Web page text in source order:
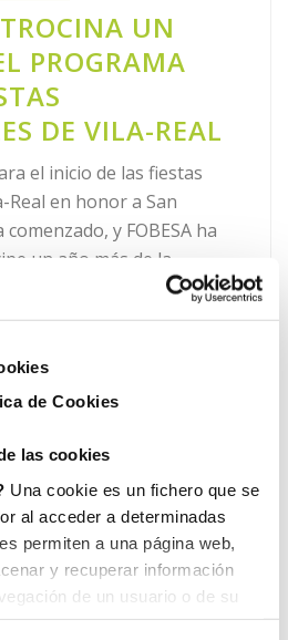
de Cookies
las cookies
Una cookie es un fichero que se
al acceder a determinadas
permiten a una página web,
y recuperar información
de un usuario o de su
la información que contengan y
UN
PROGRAMA
DE VILA-REAL
el inicio de las fiestas
Real en honor a San
y FOBESA ha
un año más de la